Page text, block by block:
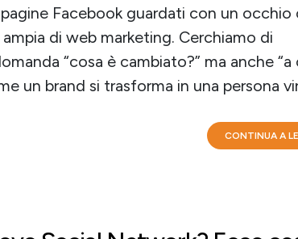
Facebook guardati con un occhio
di web marketing. Cerchiamo di
“cosa è cambiato?” ma anche “a
un brand si trasforma in una persona
CONTINUA A